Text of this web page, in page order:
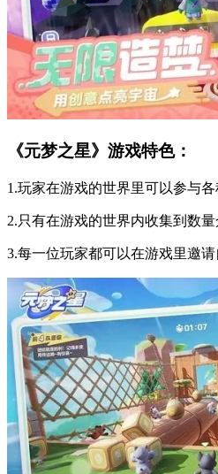
《元梦之星》游戏特色：
1.玩家在游戏的世界里可以参与
2.只有在游戏的世界内收集到数
3.每一位玩家都可以在游戏里邀